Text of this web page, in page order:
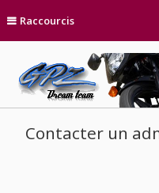
Raccourcis
Contacter un